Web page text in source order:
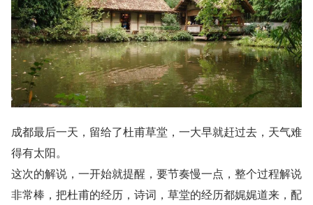
成都最后一天，留给了杜甫草堂，一大早就赶过去，天气难
得有太阳。
这次的解说，一开始就提醒，要节奏慢一点，整个过程解说
非常棒，把杜甫的经历，诗词，草堂的经历都娓娓道来，配